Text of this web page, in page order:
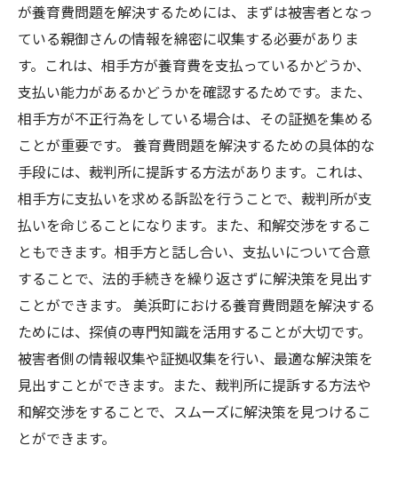
が養育費問題を解決するためには、まずは被害者となっ
ている親御さんの情報を綿密に収集する必要がありま
す。これは、相手方が養育費を支払っているかどうか、
支払い能力があるかどうかを確認するためです。また、
相手方が不正行為をしている場合は、その証拠を集める
ことが重要です。 養育費問題を解決するための具体的な
手段には、裁判所に提訴する方法があります。これは、
相手方に支払いを求める訴訟を行うことで、裁判所が支
払いを命じることになります。また、和解交渉をするこ
ともできます。相手方と話し合い、支払いについて合意
することで、法的手続きを繰り返さずに解決策を見出す
ことができます。 美浜町における養育費問題を解決する
ためには、探偵の専門知識を活用することが大切です。
被害者側の情報収集や証拠収集を行い、最適な解決策を
見出すことができます。また、裁判所に提訴する方法や
和解交渉をすることで、スムーズに解決策を見つけるこ
とができます。